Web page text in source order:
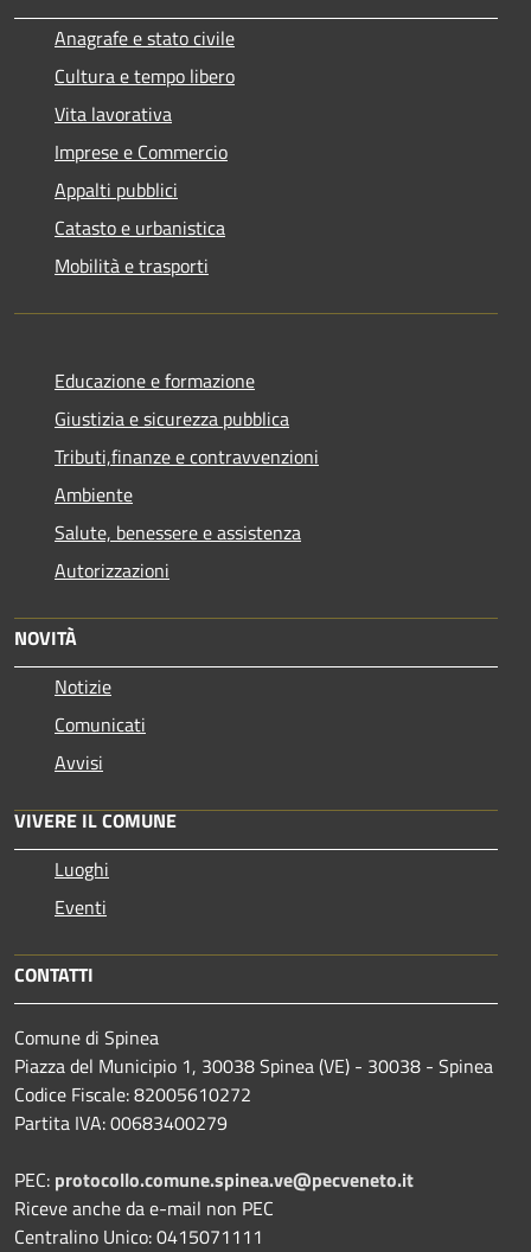
Anagrafe e stato civile
Cultura e tempo libero
Vita lavorativa
Imprese e Commercio
Appalti pubblici
Catasto e urbanistica
Mobilità e trasporti
Educazione e formazione
Giustizia e sicurezza pubblica
Tributi,finanze e contravvenzioni
Ambiente
Salute, benessere e assistenza
Autorizzazioni
NOVITÀ
Notizie
Comunicati
Avvisi
VIVERE IL COMUNE
Luoghi
Eventi
CONTATTI
Comune di Spinea
Piazza del Municipio 1, 30038 Spinea (VE) - 30038 - Spinea
Codice Fiscale: 82005610272
Partita IVA: 00683400279
PEC: protocollo.comune.spinea.ve@pecveneto.it
Riceve anche da e-mail non PEC
Centralino Unico: 0415071111